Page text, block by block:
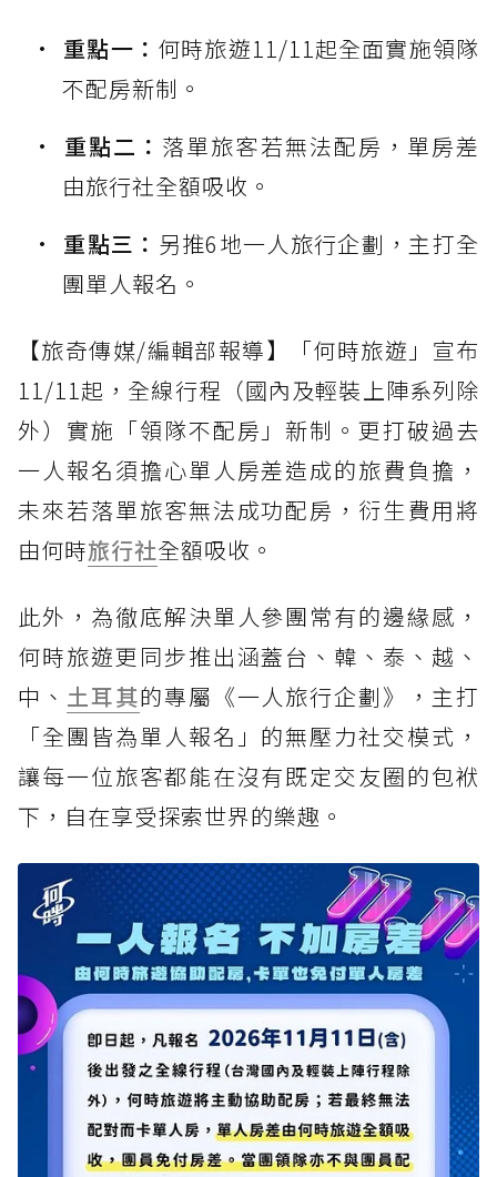
重點一： 何時旅遊11/11起全面實施領隊
不配房新制。
重點二： 落單旅客若無法配房，單房差
由旅行社全額吸收。
重點三： 另推6地一人旅行企劃，主打全
團單人報名。
【旅奇傳媒/編輯部報導】「何時旅遊」宣布
11/11起，全線行程（國內及輕裝上陣系列除
外）實施「領隊不配房」新制。更打破過去
一人報名須擔心單人房差造成的旅費負擔，
未來若落單旅客無法成功配房，衍生費用將
由何時旅行社全額吸收。
此外，為徹底解決單人參團常有的邊緣感，
何時旅遊更同步推出涵蓋台、韓、泰、越、
中、 土耳其的專屬《一人旅行企劃》，主打
「全團皆為單人報名」的無壓力社交模式，
讓每一位旅客都能在沒有既定交友圈的包袱
下，自在享受探索世界的樂趣。